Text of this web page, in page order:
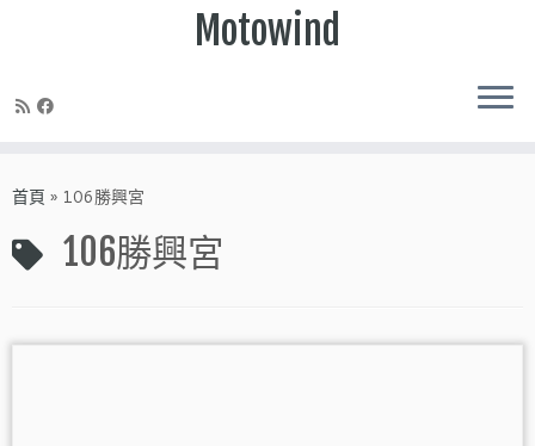
to
Motowind
首頁 » 106勝興宮
106勝興宮